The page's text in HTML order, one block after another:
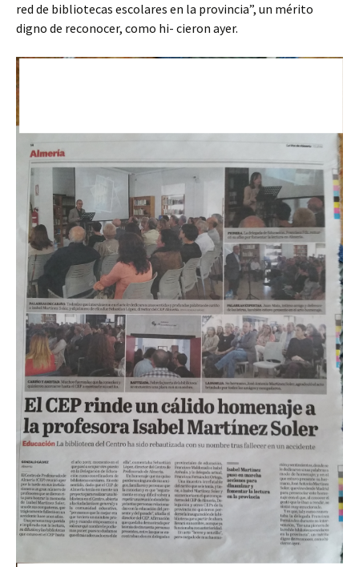
red de bibliotecas escolares en la provincia”, un mérito
digno de reconocer, como hi- cieron ayer.